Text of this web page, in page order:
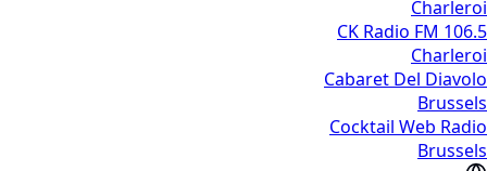
Charleroi
CK Radio FM 106.5
Charleroi
Cabaret Del Diavolo
Brussels
Cocktail Web Radio
Brussels